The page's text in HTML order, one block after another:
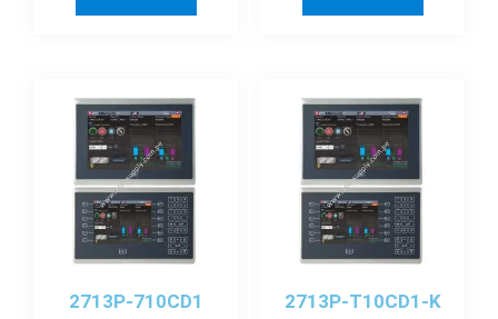
2713P-710CD1
2713P-T10CD1-K